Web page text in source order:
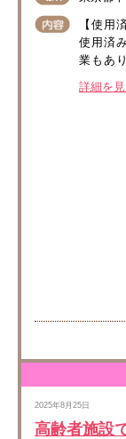
【使用
使用済
業もあ
詳細を
2025年8月25日
高齢者施設